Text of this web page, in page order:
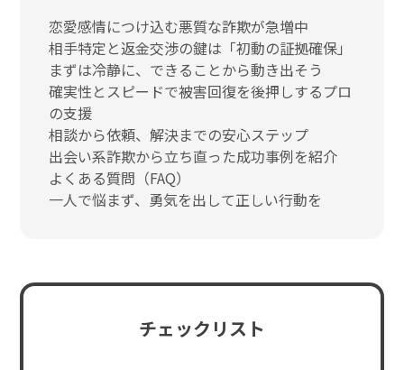
恋愛感情につけ込む悪質な詐欺が急増中
相手特定と返金交渉の鍵は「初動の証拠確保」
まずは冷静に、できることから動き出そう
確実性とスピードで被害回復を後押しするプロ
の支援
相談から依頼、解決までの安心ステップ
出会い系詐欺から立ち直った成功事例を紹介
よくある質問（FAQ）
一人で悩まず、勇気を出して正しい行動を
チェックリスト